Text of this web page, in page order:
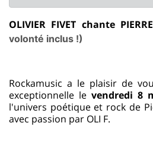
OLIVIER FIVET chante
volonté inclus !)
Rockamusic a le plaisir de
exceptionnelle le vendredi 8
l'univers poétique et rock de
avec passion par OLI F.